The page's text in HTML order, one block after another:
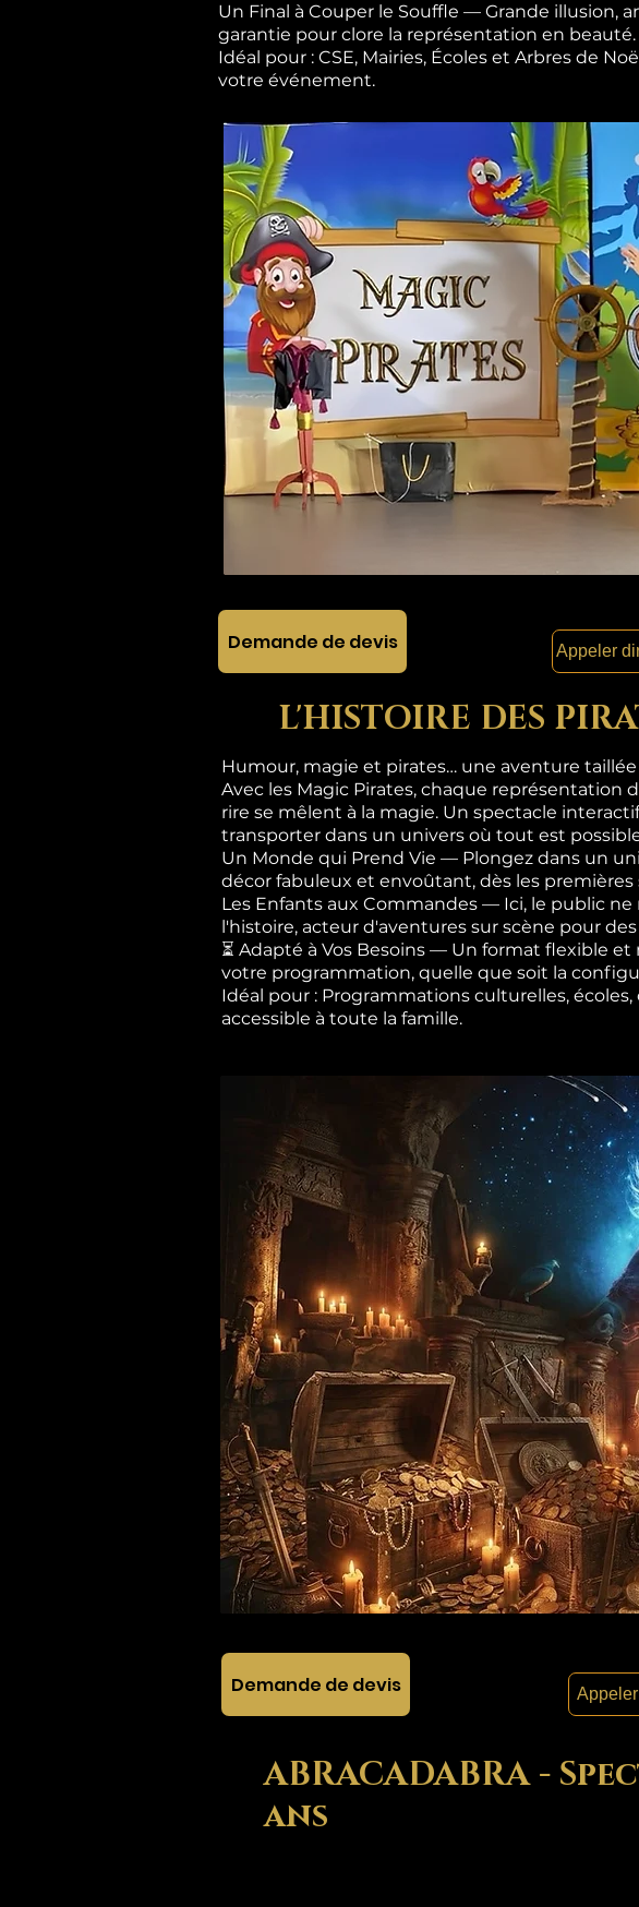
Un Final à Couper le Souffle — Grande
garantie pour clore la représentation en beauté.
Idéal pour : CSE, Mairies, Écoles et Arbres de
votre événement.
Demande de devis Appeler
L'HISTOIRE DES
Humour, magie et pirates… une aventure
Avec les Magic Pirates, chaque
rire se mêlent à la magie. Un spectacle
transporter dans un univers où tout est
Un Monde qui Prend Vie — Plongez dans un
décor fabuleux et envoûtant, dès les premières
Les Enfants aux Commandes — Ici, le public
l'histoire, acteur d'aventures sur scène pour
⏳ Adapté à Vos Besoins — Un format flexible
votre programmation, quelle que soit la
Idéal pour : Programmations culturelles,
accessible à toute la famille.
Demande de devis
ABRACADABRA -
ans